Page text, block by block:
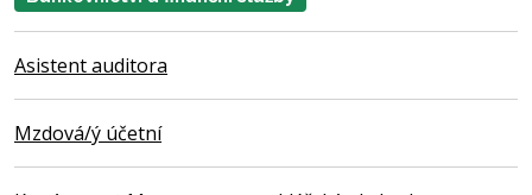
Asistent auditora
Mzdová/ý účetní